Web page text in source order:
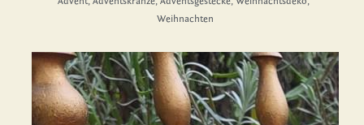
Weihnachten